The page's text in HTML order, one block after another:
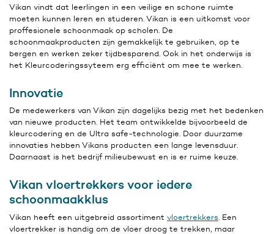
Vikan vindt dat leerlingen in een veilige en schone ruimte
moeten kunnen leren en studeren. Vikan is een uitkomst voor
proffesionele schoonmaak op scholen. De
schoonmaakproducten zijn gemakkelijk te gebruiken, op te
bergen en werken zeker tijdbesparend. Ook in het onderwijs is
het Kleurcoderingssyteem erg efficiënt om mee te werken.
Innovatie
De medewerkers van Vikan zijn dagelijks bezig met het bedenken
van nieuwe producten. Het team ontwikkelde bijvoorbeeld de
kleurcodering en de Ultra safe-technologie. Door duurzame
innovaties hebben Vikans producten een lange levensduur.
Daarnaast is het bedrijf milieubewust en is er ruime keuze.
Vikan vloertrekkers voor iedere
schoonmaakklus
Vikan heeft een uitgebreid assortiment vloertrekkers . Een
vloertrekker is handig om de vloer droog te trekken, maar